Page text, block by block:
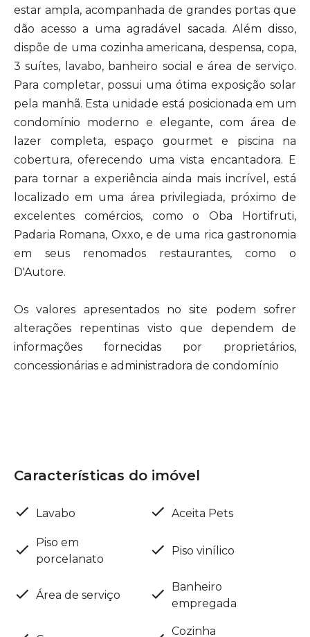
estar ampla, acompanhada de grandes portas que
dão acesso a uma agradável sacada. Além disso,
dispõe de uma cozinha americana, despensa, copa,
3 suítes, lavabo, banheiro social e área de serviço.
Para completar, possui uma ótima exposição solar
pela manhã. Esta unidade está posicionada em um
condomínio moderno e elegante, com área de
lazer completa, espaço gourmet e piscina na
cobertura, oferecendo uma vista encantadora. E
para tornar a experiência ainda mais incrível, está
localizado em uma área privilegiada, próximo de
excelentes comércios, como o Oba Hortifruti,
Padaria Romana, Oxxo, e de uma rica gastronomia
em seus renomados restaurantes, como o
D'Autore.
Os valores apresentados no site podem sofrer
alterações repentinas visto que dependem de
informações fornecidas por proprietários,
concessionárias e administradora de condomínio
Características do imóvel
Lavabo Aceita Pets
Piso em
porcelanato
Piso vinílico
Área de serviço
Banheiro
empregada
Cozinha